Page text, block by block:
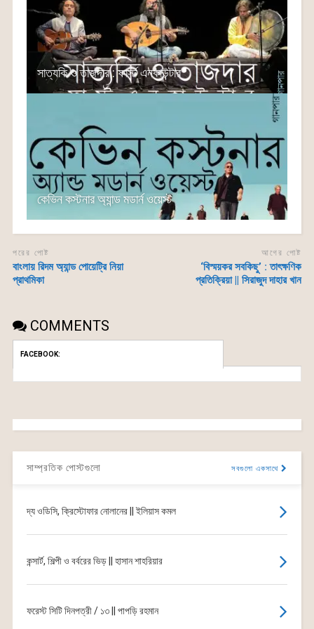
সাত্যকি ও তাজদার : ফার্স্ট এনকাউন্টার
কেভিন কস্টনার অ্যান্ড মডার্ন ওয়েস্ট
পরের পোষ্ট
বাংলায় রিদম অ্যান্ড পোয়েট্রি নিয়া
প্রাথমিকা
আগের পোষ্ট
‘বিস্ময়কর সবকিছু’ : তাৎক্ষণিক
প্রতিক্রিয়া || সিরাজুদ দাহার খান
COMMENTS
FACEBOOK:
সাম্প্রতিক পোস্টগুলো সবগুলো একসাথে
দ্য ওডিসি, ক্রিস্টোফার নোলানের || ইলিয়াস কমল
কন্সার্ট, শিল্পী ও বর্বরের ভিড় || হাসান শাহরিয়ার
ফরেস্ট সিটি দিনপত্রী / ১৩ || পাপড়ি রহমান